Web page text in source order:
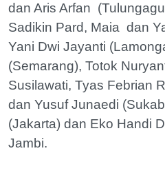
dan Aris Arfan
Sadikin Pard, Maia dan
Yani Dwi Jayanti
(Semarang), Totok
Susilawati, Tyas Febrian
dan Yusuf Junaedi
(Jakarta) dan Eko Handi
Jambi.